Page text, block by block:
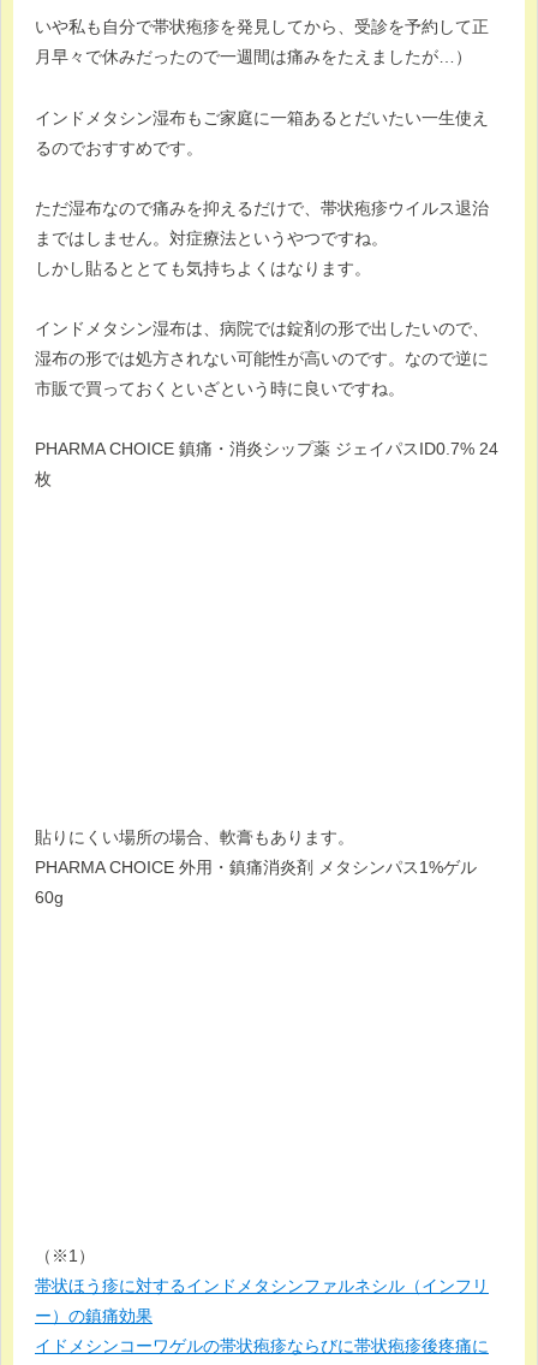
いや私も自分で帯状疱疹を発見してから、受診を予約して正
月早々で休みだったので一週間は痛みをたえましたが…）
インドメタシン湿布もご家庭に一箱あるとだいたい一生使え
るのでおすすめです。
ただ湿布なので痛みを抑えるだけで、帯状疱疹ウイルス退治
まではしません。対症療法というやつですね。
しかし貼るととても気持ちよくはなります。
インドメタシン湿布は、病院では錠剤の形で出したいので、
湿布の形では処方されない可能性が高いのです。なので逆に
市販で買っておくといざという時に良いですね。
PHARMA CHOICE 鎮痛・消炎シップ薬 ジェイパスID0.7% 24
枚
貼りにくい場所の場合、軟膏もあります。
PHARMA CHOICE 外用・鎮痛消炎剤 メタシンパス1%ゲル
60g
（※1）
帯状ほう疹に対するインドメタシンファルネシル（インフリ
ー）の鎮痛効果
イドメシンコーワゲルの帯状疱疹ならびに帯状疱疹後疼痛に